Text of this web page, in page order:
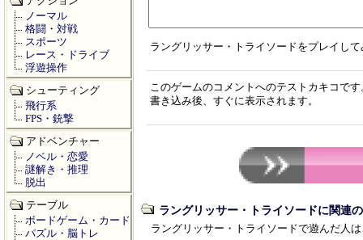
ラングリッサー・トライソードをプレイし
このゲームのコメントへのテストカキコです
書き込み後、すぐに表示されます。
ラングリッサー・トライソードに関連
ラングリッサー・トライソードで遊んだ人
ノーマル
格闘・対戦
スポーツ
レース・ドライブ
浮遊操作
シューティング
飛行系
FPS・銃撃
アドベンチャー
ノベル・恋愛
謎解き・推理
脱出
テーブル
ボードゲーム・カード
パズル・脳トレ